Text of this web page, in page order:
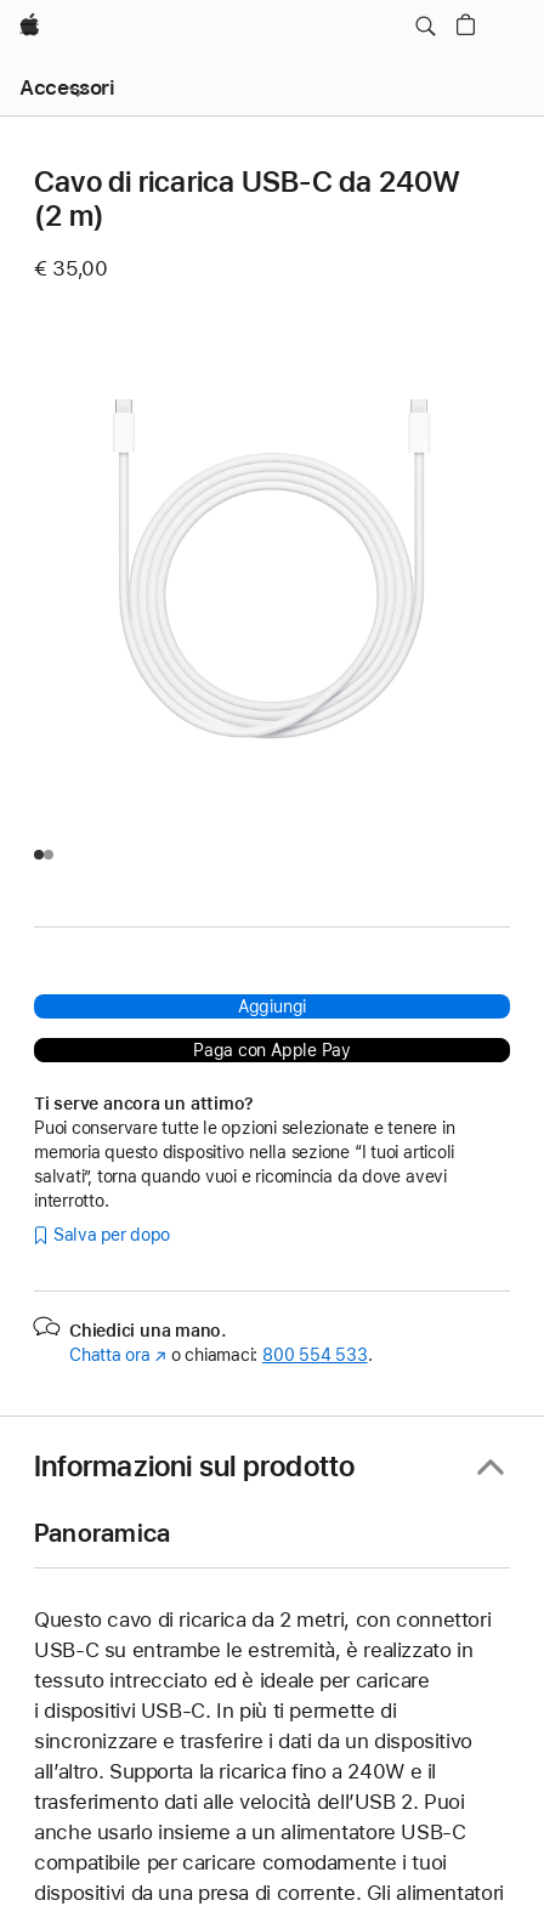
Apple
Accessori
locale,
apri
Cavo di ricarica USB‑C da 240W
(2 m)
€ 35,00
Aggiungi
Paga con Apple Pay
Ti serve ancora un attimo?
Puoi conservare tutte le opzioni selezionate e tenere in
memoria questo dispositivo nella sezione “I tuoi articoli
salvati”, torna quando vuoi e ricomincia da dove avevi
interrotto.
Salva per dopo
Chiedici una mano.
Chatta ora (Si
nuova
finestra)
o chiamaci: 800 554 533.
Informazioni sul prodotto
Panoramica
Questo cavo di ricarica da 2 metri, con connettori
USB‑C su entrambe le estremità, è realizzato in
tessuto intrecciato ed è ideale per caricare
i dispositivi USB‑C. In più ti permette di
sincronizzare e trasferire i dati da un dispositivo
all’altro. Supporta la ricarica fino a 240W e il
trasferimento dati alle velocità dell’USB 2. Puoi
anche usarlo insieme a un alimentatore USB‑C
compatibile per caricare comodamente i tuoi
dispositivi da una presa di corrente. Gli alimentatori